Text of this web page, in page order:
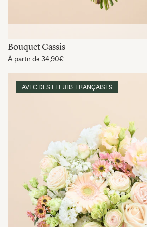
Bouquet Cassis
À partir de 34,90€
AVEC DES FLEURS FRANÇAISES